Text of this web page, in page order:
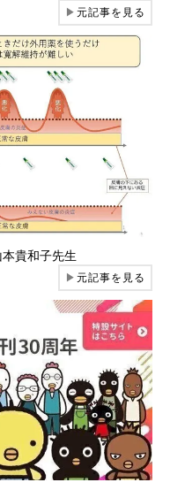
▶元記事を見る
貴和子先生
▶元記事を見る